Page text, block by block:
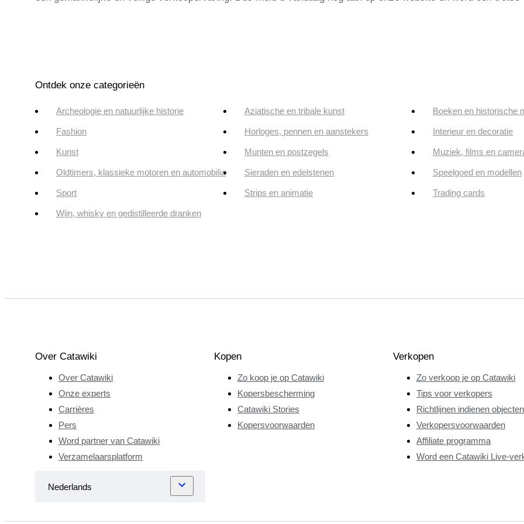
Ontdek onze categorieën
Archeologie en natuurlijke historie Aziatische en tribale kunst Boeken en historische
Fashion Horloges, pennen en aanstekers Interieur en decoratie
Kunst Munten en postzegels Muziek, films en
Oldtimers, klassieke motoren en automobilia Sieraden en edelstenen Speelgoed en modellen
Sport Strips en animatie Trading cards
Wijn, whisky en gedistilleerde dranken
Over Catawiki
Over Catawiki
Onze experts
Carrières
Pers
Word partner van Catawiki
Verzamelaarsplatform
Kopen
Zo koop je op Catawiki
Kopersbescherming
Catawiki Stories
Kopersvoorwaarden
Verkopen
Zo verkoop je op Catawiki
Tips voor verkopers
Richtlijnen indienen objecten
Verkopersvoorwaarden
Affiliate programma
Word een Catawiki Live-